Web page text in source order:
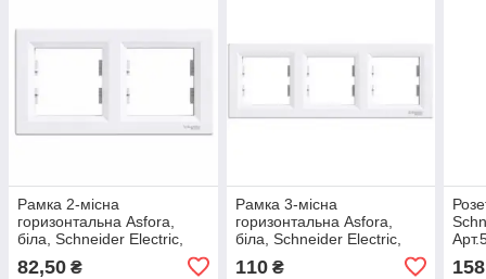
Рамка 2-місна
горизонтальна Asfora,
біла, Schneider Electric,
82,50 ₴
Рамка 3-місна
горизонтальна Asfora,
біла, Schneider Electric,
110₴